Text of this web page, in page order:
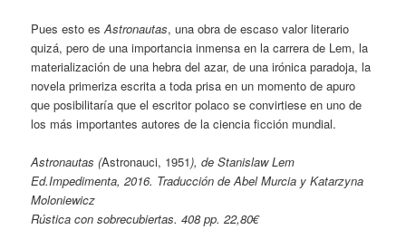
Pues esto esAstronautas, una obra de escaso valor literario
quizá, pero de una importancia inmensa en la carrera de Lem, la
materialización de una hebra del azar, de una irónica paradoja, la
novela primeriza escrita a toda prisa en un momento de apuro
que posibilitaría que el escritor polaco se convirtiese en uno de
los más importantes autores de la ciencia ficción mundial.
Astronautas (Astronauci, 1951), de Stanislaw Lem
Ed.Impedimenta, 2016. Traducción de Abel Murcia y Katarzyna
Moloniewicz
Rústica con sobrecubiertas. 408 pp. 22,80€